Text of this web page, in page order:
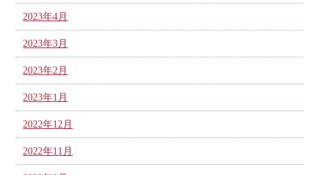
2023年4月
2023年3月
2023年2月
2023年1月
2022年12月
2022年11月